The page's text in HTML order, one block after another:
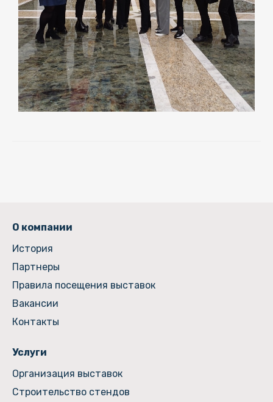
О компании
История
Партнеры
Правила посещения выставок
Вакансии
Контакты
Услуги
Организация выставок
Строительство стендов